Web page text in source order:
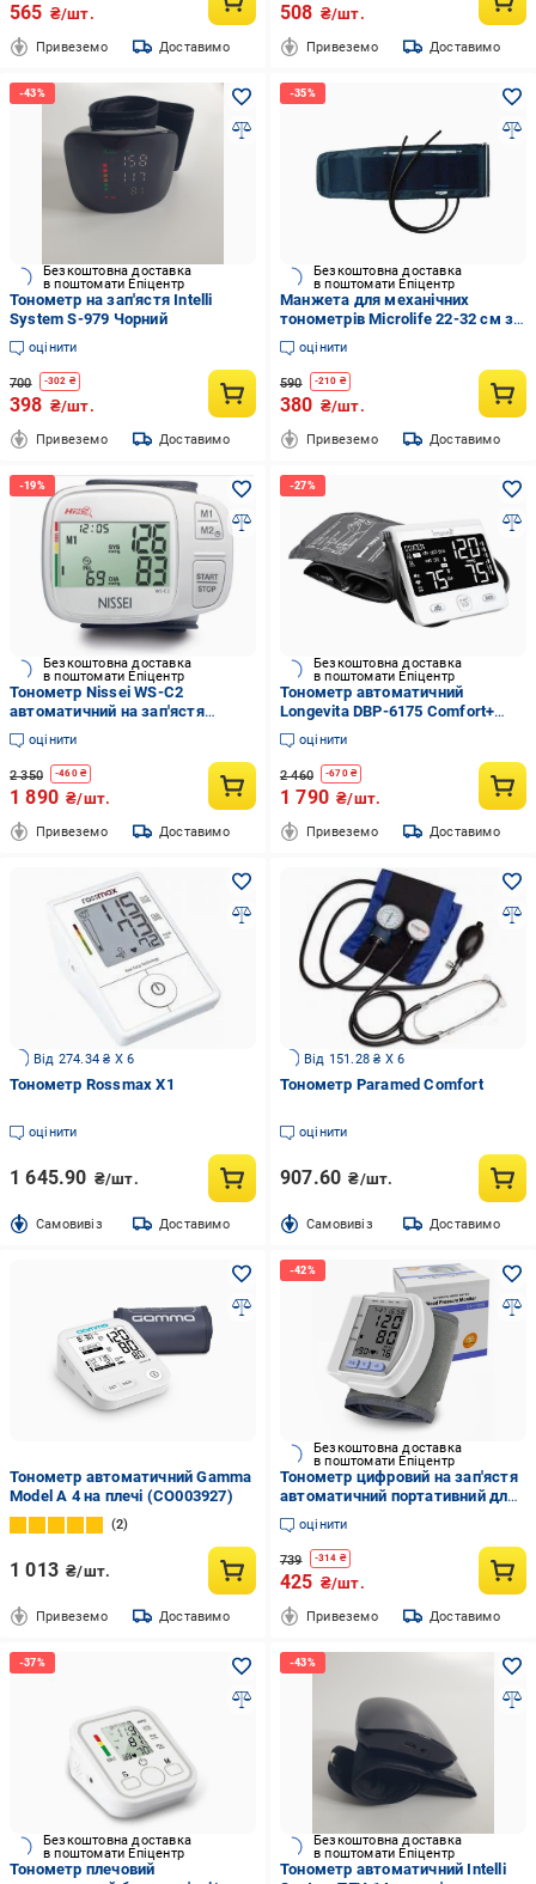
565 ₴/шт.
Привеземо Доставимо
508 ₴/шт.
Привеземо Доставимо
Безкоштовна доставка
в поштомати Епіцентр
Тонометр на зап'ястя Intelli
System S-979 Чорний
оцінити
700 -302 ₴
398 ₴/шт.
Привеземо Доставимо
Безкоштовна доставка
в поштомати Епіцентр
Манжета для механічних
тонометрів Microlife 22-32 см з
кільцем та двома трубками
оцінити
590 -210 ₴
380 ₴/шт.
Привеземо Доставимо
Безкоштовна доставка
в поштомати Епіцентр
Тонометр Nissei WS-C2
автоматичний на зап'ястя
(18695)
оцінити
2 350 -460₴
1 890 ₴/шт.
Привеземо Доставимо
Безкоштовна доставка
в поштомати Епіцентр
Тонометр автоматичний
Longevita DBP-6175 Comfort+
Type-C з озвучкою
оцінити
2 460 -670₴
1 790 ₴/шт.
Привеземо Доставимо
Від 274.34 ₴ X 6
Тонометр Rossmax X1
оцінити
1 645.90 ₴/шт.
Cамовивіз Доставимо
Від 151.28 ₴ X 6
Тонометр Paramed Comfort
оцінити
907.60 ₴/шт.
Cамовивіз Доставимо
Тонометр автоматичний Gamma
Model А 4 на плечі (CO003927)
2
1 013 ₴/шт.
Привеземо Доставимо
Безкоштовна доставка
в поштомати Епіцентр
Тонометр цифровий на зап'ястя
автоматичний портативний для
вимірювання артеріального
тиску та пульсу (2479517002)
оцінити
739 -314 ₴
425 ₴/шт.
Привеземо Доставимо
Безкоштовна доставка
в поштомати Епіцентр
Тонометр плечовий
Безкоштовна доставка
в поштомати Епіцентр
Тонометр автоматичний Intelli